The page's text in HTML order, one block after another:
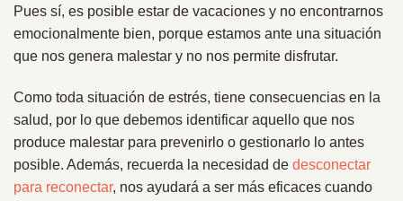
Pues sí, es posible estar de vacaciones y no encontrarnos
emocionalmente bien, porque estamos ante una situación
que nos genera malestar y no nos permite disfrutar.
Como toda situación de estrés, tiene consecuencias en la
salud, por lo que debemos identificar aquello que nos
produce malestar para prevenirlo o gestionarlo lo antes
posible. Además, recuerda la necesidad de desconectar
para reconectar, nos ayudará a ser más eficaces cuando